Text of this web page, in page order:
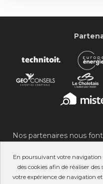
En poursuivant votre navigation
des cookies afin de réaliser des
votre expérience de navigation
Nos partenaires nous